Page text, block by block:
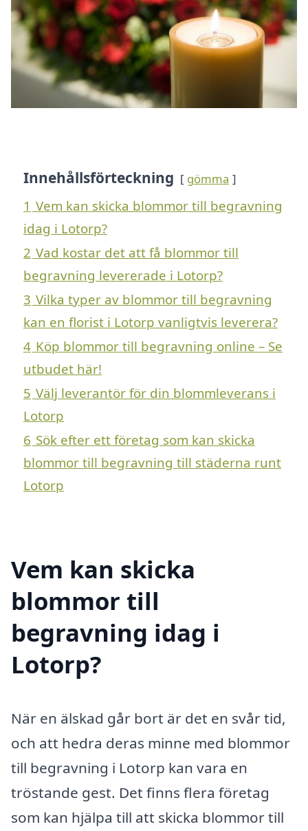
Innehållsförteckning gömma
1 Vem kan skicka blommor till begravning
idag i Lotorp?
2 Vad kostar det att få blommor till
begravning levererade i Lotorp?
3 Vilka typer av blommor till begravning
kan en florist i Lotorp vanligtvis leverera?
4 Köp blommor till begravning online – Se
utbudet här!
5 Välj leverantör för din blommleverans i
Lotorp
6 Sök efter ett företag som kan skicka
blommor till begravning till städerna runt
Lotorp
Vem kan skicka
blommor till
begravning idag i
Lotorp?
När en älskad går bort är det en svår tid,
och att hedra deras minne med blommor
till begravning i Lotorp kan vara en
tröstande gest. Det finns flera företag
som kan hjälpa till att skicka blommor till